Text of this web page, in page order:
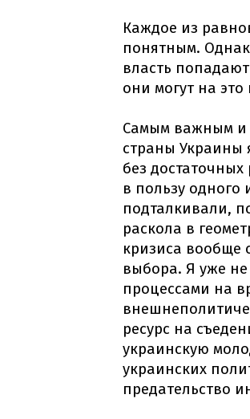
Каждое из
понятным.
власть
они могут на это
Самым важным и
страны Украины
без
в пользу одного
подталкивали,
раскола в
кризиса вообще
выбора. Я уже
процессами на
ресурс на
украинскую
украинских
предательство